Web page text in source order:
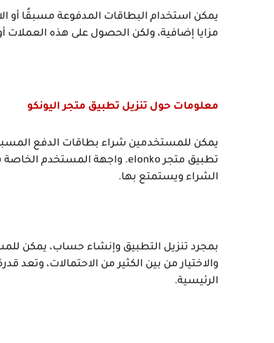
يمكن استخدام البطاقات المدفوعة مسبقًا أو
مزايا إضافية، ولكن الحصول على هذه
معلومات حول تنزيل تطبيق متجر اليونكو
يمكن للمستخدمين شراء بطاقات الدفع
تطبيق متجرelonko. واجهة المستخدم
الشراء ويستمتع بها.
بمجرد تنزيل التطبيق وإنشاء حساب، يمكن
والاختيار من بين الكثير من الاحتمالات، وتعد
الرئيسية.